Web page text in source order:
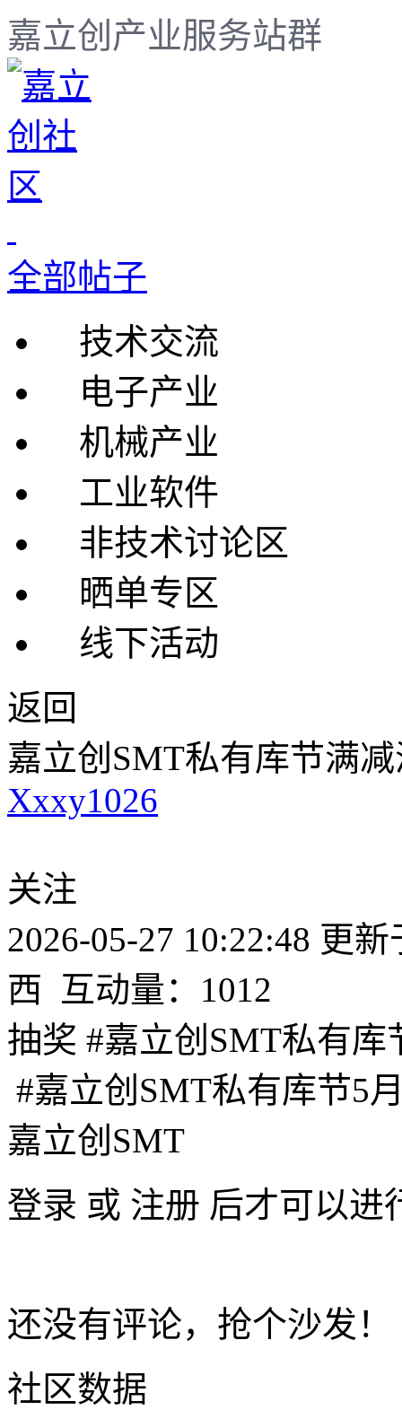
嘉立创产业服务站群
全部帖子
技术交流
电子产业
机械产业
工业软件
非技术讨论区
晒单专区
线下活动
返回
嘉立创SMT私有库节满
Xxxy1026
关注
2026-05-27 10:22:48 更新
西 互动量：1012
抽奖 #嘉立创SMT私有库
#嘉立创SMT私有库节5
嘉立创SMT
登录 或 注册 后才可以进
还没有评论，抢个沙发！
社区数据